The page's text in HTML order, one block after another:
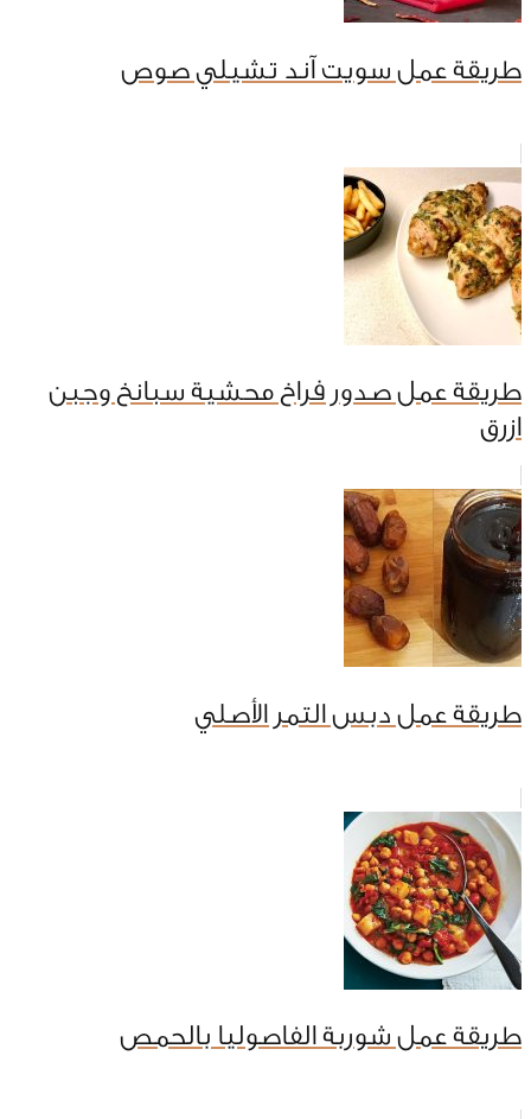
طريقة عمل سويت آند تشيلي صوص
طريقة عمل صدور فراخ محشية سبانخ وجبن
ازرق
طريقة عمل دبس التمر الأصلي
طريقة عمل شوربة الفاصوليا بالحمص